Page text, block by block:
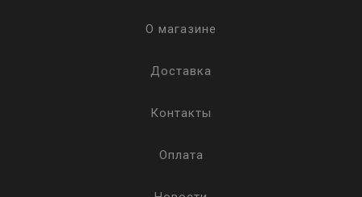
О магазине
Доставка
Контакты
Оплата